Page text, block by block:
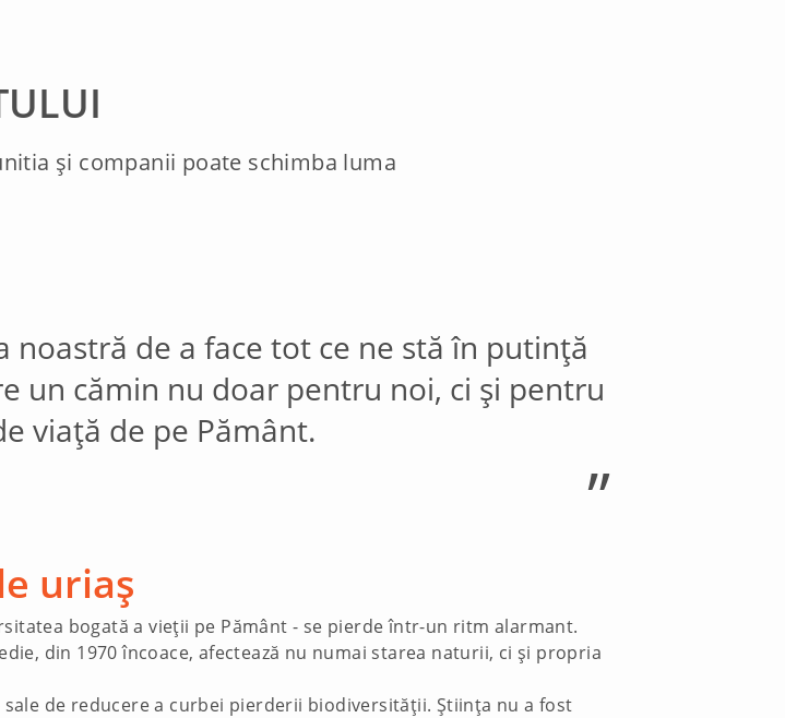
și companii poate schimba luma
noastră de a face tot ce ne stă în putință
un cămin nu doar pentru noi, ci și pentru
viață de pe Pământ.
”
uriaș
bogată a vieții pe Pământ - se pierde într-un ritm alarmant.
din 1970 încoace, afectează nu numai starea naturii, ci și propria
de reducere a curbei pierderii biodiversității. Știința nu a fost